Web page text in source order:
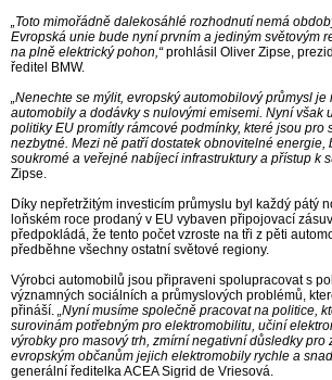
„Toto mimořádně dalekosáhlé rozhodnutí nemá
Evropská unie bude nyní prvním a jediným světovým
na plně elektrický pohon,“prohlásil Oliver Zipse,
ředitel BMW.
„Nenechte se mýlit, evropský automobilový průmysl je
automobily a dodávky s nulovými emisemi. Nyní však
politiky EU promítly rámcové podmínky, které jsou pro
nezbytné. Mezi ně patří dostatek obnovitelné energie,
soukromé a veřejné nabíjecí infrastruktury a přístup k
Zipse.
Díky nepřetržitým investicím průmyslu byl každý pátý
loňském roce prodaný v EU vybaven připojovací
předpokládá, že tento počet vzroste na tři z pěti
předběhne všechny ostatní světové regiony.
Výrobci automobilů jsou připraveni spolupracovat s
významných sociálních a průmyslových problémů,
přináší.
„Nyní musíme společně pracovat na politice,
surovinám potřebným pro elektromobilitu, učiní
výrobky pro masový trh, zmírní negativní důsledky pro
evropským občanům jejich elektromobily rychle a
generální ředitelka ACEA Sigrid de Vriesová.